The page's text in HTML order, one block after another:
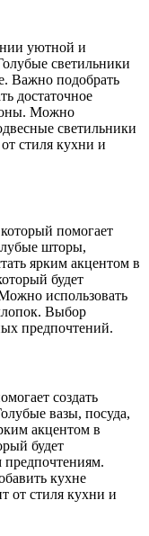
уютной и
светильники
Важно подобрать
достаточное
Можно
светильники
стиля кухни и
помогает
шторы,
ярким акцентом в
будет
использовать
Выбор
предпочтений.
создать
вазы, посуда,
акцентом в
будет
предпочтениям.
кухне
от стиля кухни и